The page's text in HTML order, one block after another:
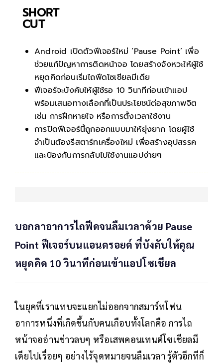
SHORT
CUT
Android เปิดตัวฟีเจอร์ใหม่ ‘Pause Point’ เพื่อ
ช่วยแก้ปัญหาการติดหน้าจอ โดยสร้างจังหวะให้ผู้ใช้
หยุดคิดก่อนเริ่มไถฟีดโซเชียลมีเดีย
ฟีเจอร์จะบังคับให้ผู้ใช้รอ 10 วินาทีก่อนเข้าแอป
พร้อมเสนอทางเลือกที่เป็นประโยชน์ต่อสุขภาพจิต
เช่น การฝึกหายใจ หรือการตั้งเวลาใช้งาน
การปิดฟีเจอร์นี้ถูกออกแบบมาให้ยุ่งยาก โดยผู้ใช้
จำเป็นต้องรีสตาร์ทเครื่องใหม่ เพื่อสร้างอุปสรรค
และป้องกันการกลับไปใช้งานแอปง่ายๆ
บอกลาอาการไถฟีดจนลืมเวลาด้วย Pause
Point ฟีเจอร์บนแอนดรอยด์ ที่บังคับให้คุณ
หยุดคิด 10 วินาทีก่อนเข้าแอปโซเชียล
ในยุคที่เราแทบจะแยกไม่ออกจากสมาร์ทโฟน
อาการหนึ่งที่เกิดขึ้นกับคนเกือบทั้งโลกคือ การไถ
หน้าจออ่านข่าวลบๆ หรือเสพคอนเทนต์โซเชียลมี
เดียไปเรื่อยๆ อย่างไร้จุดหมายจนลืมเวลา รู้ตัวอีกทีก็